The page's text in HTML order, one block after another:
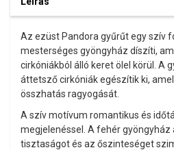
Az ezüst Pandora gyűrűt egy szív
mesterséges gyöngyház díszíti,
cirkóniákból álló keret ölel körül. A
áttetsző cirkóniák egészítik ki,
összhatás ragyogását.
A szív motívum romantikus és
megjelenéssel. A fehér gyöngyház
tisztaságot és az őszinteséget